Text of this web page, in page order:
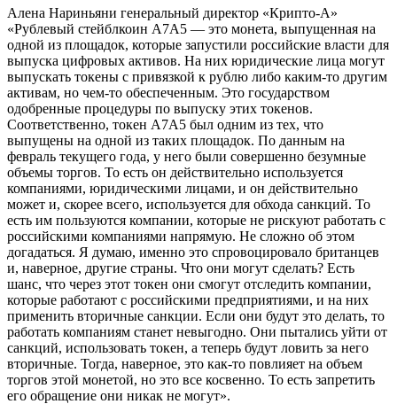
Алена Нариньяни генеральный директор «Крипто-А»
«Рублевый стейблкоин А7А5 — это монета, выпущенная на
одной из площадок, которые запустили российские власти для
выпуска цифровых активов. На них юридические лица могут
выпускать токены с привязкой к рублю либо каким-то другим
активам, но чем-то обеспеченным. Это государством
одобренные процедуры по выпуску этих токенов.
Соответственно, токен А7А5 был одним из тех, что
выпущены на одной из таких площадок. По данным на
февраль текущего года, у него были совершенно безумные
объемы торгов. То есть он действительно используется
компаниями, юридическими лицами, и он действительно
может и, скорее всего, используется для обхода санкций. То
есть им пользуются компании, которые не рискуют работать с
российскими компаниями напрямую. Не сложно об этом
догадаться. Я думаю, именно это спровоцировало британцев
и, наверное, другие страны. Что они могут сделать? Есть
шанс, что через этот токен они смогут отследить компании,
которые работают с российскими предприятиями, и на них
применить вторичные санкции. Если они будут это делать, то
работать компаниям станет невыгодно. Они пытались уйти от
санкций, использовать токен, а теперь будут ловить за него
вторичные. Тогда, наверное, это как-то повлияет на объем
торгов этой монетой, но это все косвенно. То есть запретить
его обращение они никак не могут».